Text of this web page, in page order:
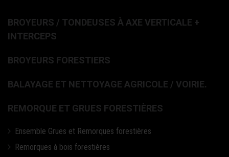
BROYEURS / TONDEUSES À AXE VERTICALE +
INTERCEPS
BROYEURS FORESTIERS
BALAYAGE ET NETTOYAGE AGRICOLE / VOIRIE.
REMORQUE ET GRUES FORESTIÈRES
Ensemble Grues et Remorques forestières
Remorques à bois forestières